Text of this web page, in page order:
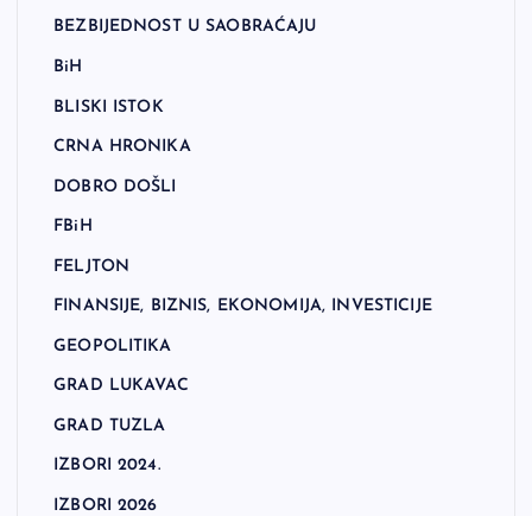
BEZBIJEDNOST U SAOBRAĆAJU
BiH
BLISKI ISTOK
CRNA HRONIKA
DOBRO DOŠLI
FBiH
FELJTON
FINANSIJE, BIZNIS, EKONOMIJA, INVESTICIJE
GEOPOLITIKA
GRAD LUKAVAC
GRAD TUZLA
IZBORI 2024.
IZBORI 2026